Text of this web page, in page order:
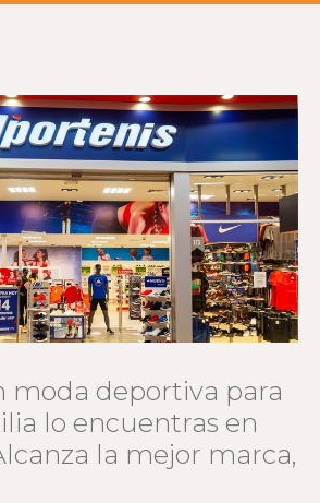
moda deportiva para
lo encuentras en
la mejor marca,